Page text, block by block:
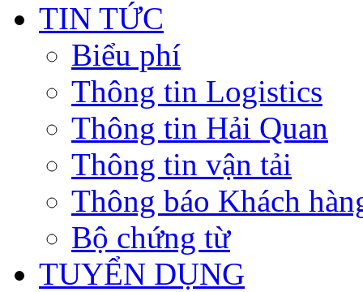
TIN TỨC
Biểu phí
Thông tin Logistics
Thông tin Hải Quan
Thông tin vận tải
Thông báo Khách
Bộ chứng từ
TUYỂN DỤNG